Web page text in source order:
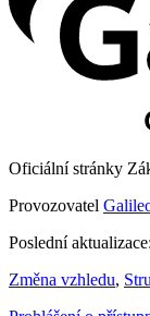
Oficiální stránky
Provozovatel
Poslední
Změna vzhledu,